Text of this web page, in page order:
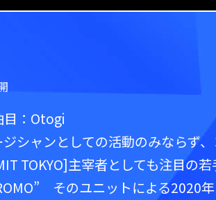
目：Otogi
シャンとしての活動のみならず
TOKYO]主宰者としても注目の
そのユニットによる2020